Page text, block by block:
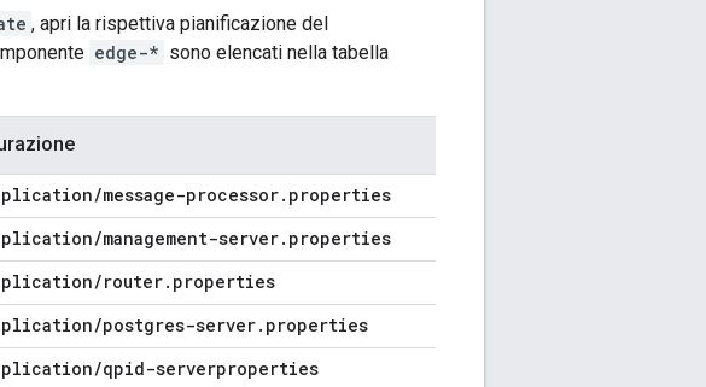
, apri la rispettiva pianificazione del
edge-* sono elencati nella tabella
/message-processor. properties
/management-server. properties
/router. properties
/postgres-server. properties
/qpid-serverproperties